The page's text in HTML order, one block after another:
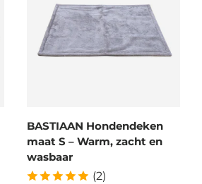
BASTIAAN Hondendeken
maat S – Warm, zacht en
wasbaar
(2)